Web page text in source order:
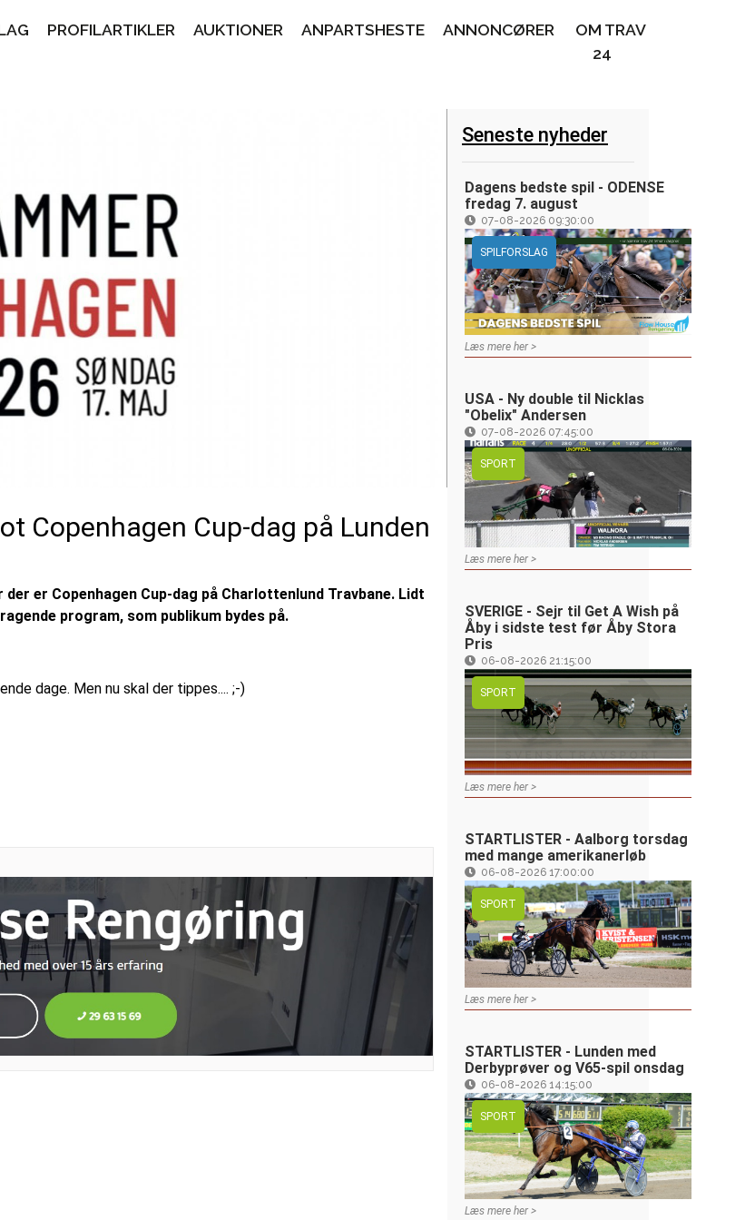
Copenhagen Cup-dag på Lunden
er Copenhagen Cup-dag på Charlottenlund Travbane. Lidt
program, som publikum bydes på.
dage. Men nu skal der tippes.... ;-)
Seneste nyheder
Dagens bedste spil - ODENSE
fredag 7. august
07-08-2026 09:30:00
SPILFORSLAG
Læs mere her >
USA - Ny double til Nicklas
"Obelix" Andersen
07-08-2026 07:45:00
SPORT
Læs mere her >
SVERIGE - Sejr til Get A Wish på
Åby i sidste test før Åby Stora
Pris
06-08-2026 21:15:00
SPORT
Læs mere her >
STARTLISTER - Aalborg torsdag
med mange amerikanerløb
06-08-2026 17:00:00
SPORT
Læs mere her >
STARTLISTER - Lunden med
Derbyprøver og V65-spil onsdag
06-08-2026 14:15:00
SPORT
Læs mere her >
PROFILARTIKLER AUKTIONER ANPARTSHESTE ANNONCØRER
OM TRAV
24